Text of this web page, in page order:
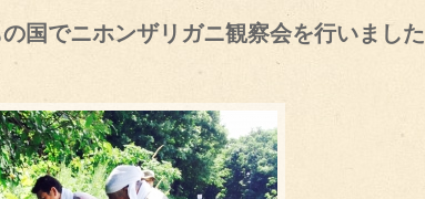
国でニホンザリガニ観察会を行いました